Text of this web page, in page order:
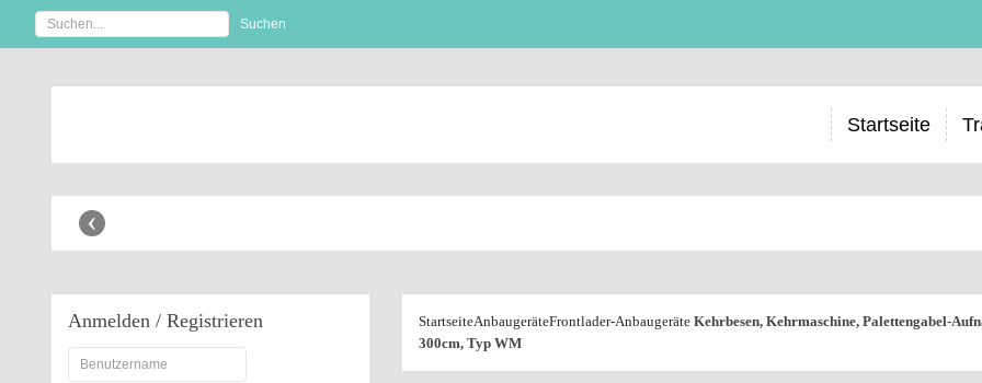
Startseite
‹
StartseiteAnbaugeräteFrontlader-Anbaugeräte Kehrbesen, Kehrmaschine, Palettengabel-
300cm, Typ WM
Anmelden / Registrieren